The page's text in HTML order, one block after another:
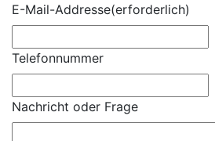
E-Mail-Addresse(erforderlich)
Telefonnummer
Nachricht oder Frage